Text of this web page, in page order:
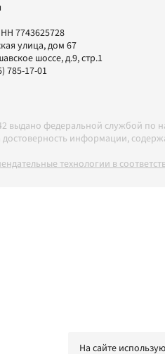
7743625728
улица, дом 67
шоссе, д.9, стр.1
785-17-01
выдано федеральной службой
достоверность информации,
технологии в
На сайте